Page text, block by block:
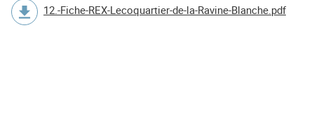
12.-Fiche-REX-Lecoquartier-de-la-Ravine-Blanche.pdf